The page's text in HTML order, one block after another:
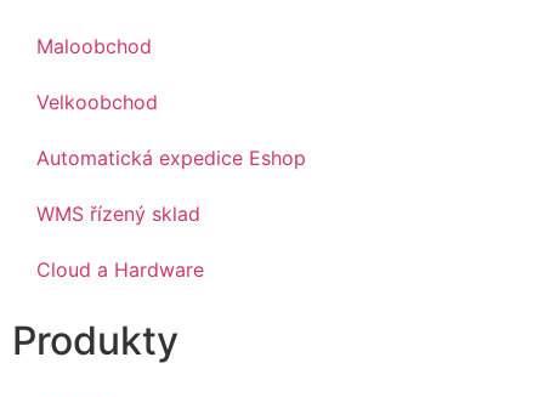
Maloobchod
Velkoobchod
Automatická expedice Eshop
WMS řízený sklad
Cloud a Hardware
Produkty